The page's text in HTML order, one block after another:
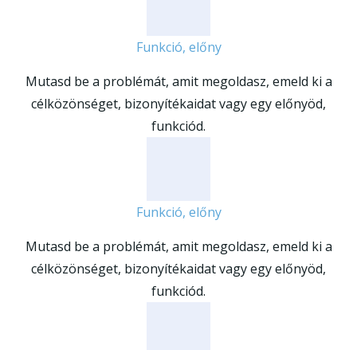
Funkció, előny
Mutasd be a problémát, amit megoldasz, emeld ki a
célközönséget, bizonyítékaidat vagy egy előnyöd,
funkciód.
Funkció, előny
Mutasd be a problémát, amit megoldasz, emeld ki a
célközönséget, bizonyítékaidat vagy egy előnyöd,
funkciód.